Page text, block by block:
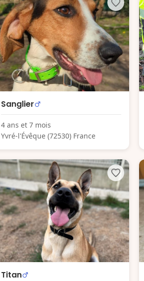
Sanglier
4 ans et 7 mois
Yvré-l'Évêque (72530) France
Titan